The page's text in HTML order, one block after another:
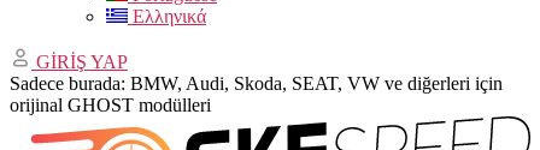
Ελληνικά
GİRİŞ YAP
Sadece burada: BMW, Audi, Skoda, SEAT, VW ve diğerleri için
orijinal GHOST modülleri